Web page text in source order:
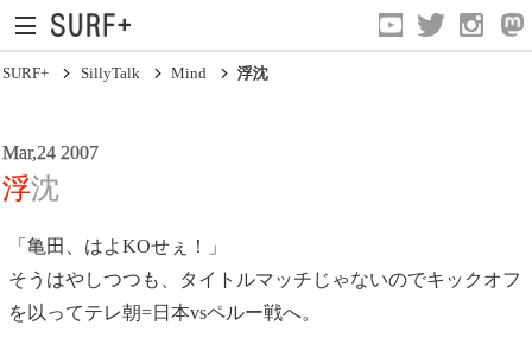
Current Affairs
SURF+ SillyTalk Mind 浮沈
Mar,24 2007
浮沈
「亀田、はよKOせぇ！」
そうはやしつつも、タイトルマッチじゃないのでキックオフ
を以ってテレ朝=日本vsペルー戦へ。